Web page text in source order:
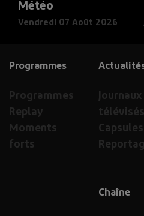
Météo
Vendredi 07 Août 2026
Journaux
télévisés
Capsules
Programmes
Programmes
Replay
Moments
forts
Chaîne